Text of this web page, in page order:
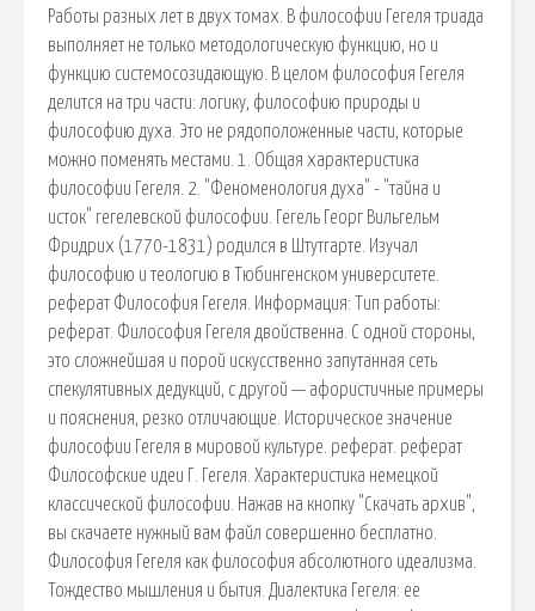
Работы разных лет в двух томах. В философии Гегеля триада
выполняет не только методологическую функцию, но и
функцию системосозидающую. В целом философия Гегеля
делится на три части: логику, философию природы и
философию духа. Это не рядоположенные части, которые
можно поменять местами. 1. Общая характеристика
философии Гегеля. 2. "Феноменология духа" - "тайна и
исток" гегелевской философии. Гегель Георг Вильгельм
Фридрих (1770-1831) родился в Штутгарте. Изучал
философию и теологию в Тюбингенском университете.
реферат Философия Гегеля. Информация: Тип работы:
реферат. Философия Гегеля двойственна. С одной стороны,
это сложнейшая и порой искусственно запутанная сеть
спекулятивных дедукций, с другой — афористичные примеры
и пояснения, резко отличающие. Историческое значение
философии Гегеля в мировой культуре. реферат. реферат
Философские идеи Г. Гегеля. Характеристика немецкой
классической философии. Нажав на кнопку "Скачать архив",
вы скачаете нужный вам файл совершенно бесплатно.
Философия Гегеля как философия абсолютного идеализма.
Тождество мышления и бытия. Диалектика Гегеля: ее